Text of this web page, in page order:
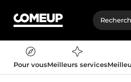
Pour vousMeilleurs services